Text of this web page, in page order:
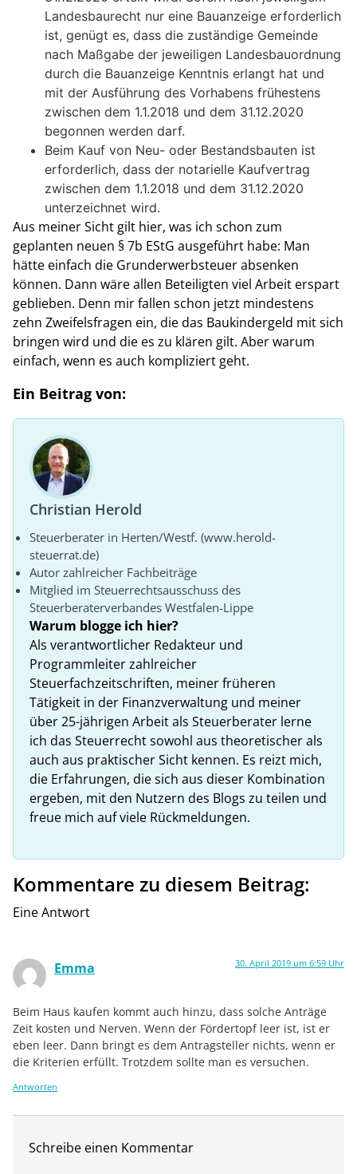
Landesbaurecht nur eine Bauanzeige erforderlich
ist, genügt es, dass die zuständige Gemeinde
nach Maßgabe der jeweiligen Landesbauordnung
durch die Bauanzeige Kenntnis erlangt hat und
mit der Ausführung des Vorhabens frühestens
zwischen dem 1.1.2018 und dem 31.12.2020
begonnen werden darf.
Beim Kauf von Neu- oder Bestandsbauten ist
erforderlich, dass der notarielle Kaufvertrag
zwischen dem 1.1.2018 und dem 31.12.2020
unterzeichnet wird.
Aus meiner Sicht gilt hier, was ich schon zum
geplanten neuen § 7b EStG ausgeführt habe: Man
hätte einfach die Grunderwerbsteuer absenken
können. Dann wäre allen Beteiligten viel Arbeit erspart
geblieben. Denn mir fallen schon jetzt mindestens
zehn Zweifelsfragen ein, die das Baukindergeld mit sich
bringen wird und die es zu klären gilt. Aber warum
einfach, wenn es auch kompliziert geht.
Ein Beitrag von:
Christian Herold
Steuerberater in Herten/Westf. (www.herold-
steuerrat.de)
Autor zahlreicher Fachbeiträge
Mitglied im Steuerrechtsausschuss des
Steuerberaterverbandes Westfalen-Lippe
Warum blogge ich hier?
Als verantwortlicher Redakteur und
Programmleiter zahlreicher
Steuerfachzeitschriften, meiner früheren
Tätigkeit in der Finanzverwaltung und meiner
über 25-jährigen Arbeit als Steuerberater lerne
ich das Steuerrecht sowohl aus theoretischer als
auch aus praktischer Sicht kennen. Es reizt mich,
die Erfahrungen, die sich aus dieser Kombination
ergeben, mit den Nutzern des Blogs zu teilen und
freue mich auf viele Rückmeldungen.
Kommentare zu diesem Beitrag:
Eine Antwort
Emma 30. April 2019 um 6:59 Uhr
Beim Haus kaufen kommt auch hinzu, dass solche Anträge
Zeit kosten und Nerven. Wenn der Fördertopf leer ist, ist er
eben leer. Dann bringt es dem Antragsteller nichts, wenn er
die Kriterien erfüllt. Trotzdem sollte man es versuchen.
Antworten
Schreibe einen Kommentar